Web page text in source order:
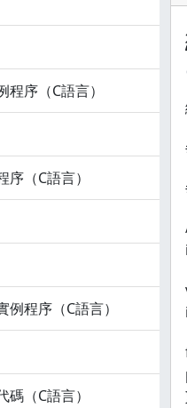
程序（C語言）
序（C語言）
例程序（C語言）
碼（C語言）